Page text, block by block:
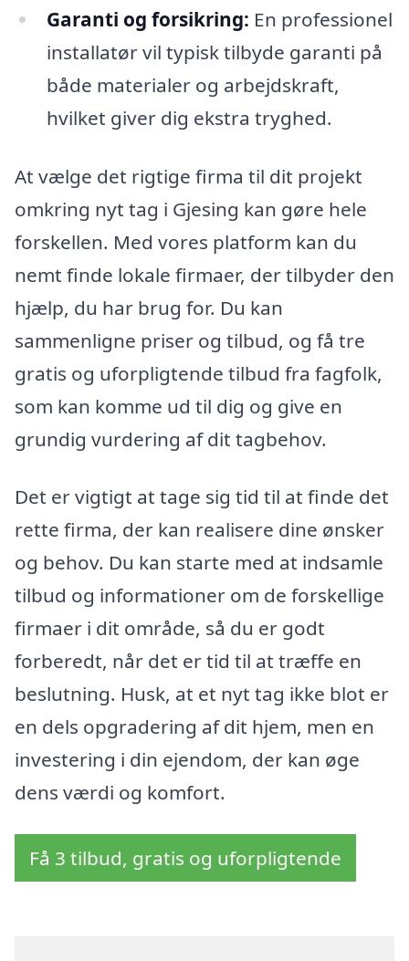
Garanti og forsikring: En professionel
installatør vil typisk tilbyde garanti på
både materialer og arbejdskraft,
hvilket giver dig ekstra tryghed.
At vælge det rigtige firma til dit projekt
omkring nyt tag i Gjesing kan gøre hele
forskellen. Med vores platform kan du
nemt finde lokale firmaer, der tilbyder den
hjælp, du har brug for. Du kan
sammenligne priser og tilbud, og få tre
gratis og uforpligtende tilbud fra fagfolk,
som kan komme ud til dig og give en
grundig vurdering af dit tagbehov.
Det er vigtigt at tage sig tid til at finde det
rette firma, der kan realisere dine ønsker
og behov. Du kan starte med at indsamle
tilbud og informationer om de forskellige
firmaer i dit område, så du er godt
forberedt, når det er tid til at træffe en
beslutning. Husk, at et nyt tag ikke blot er
en dels opgradering af dit hjem, men en
investering i din ejendom, der kan øge
dens værdi og komfort.
Få 3 tilbud, gratis og uforpligtende